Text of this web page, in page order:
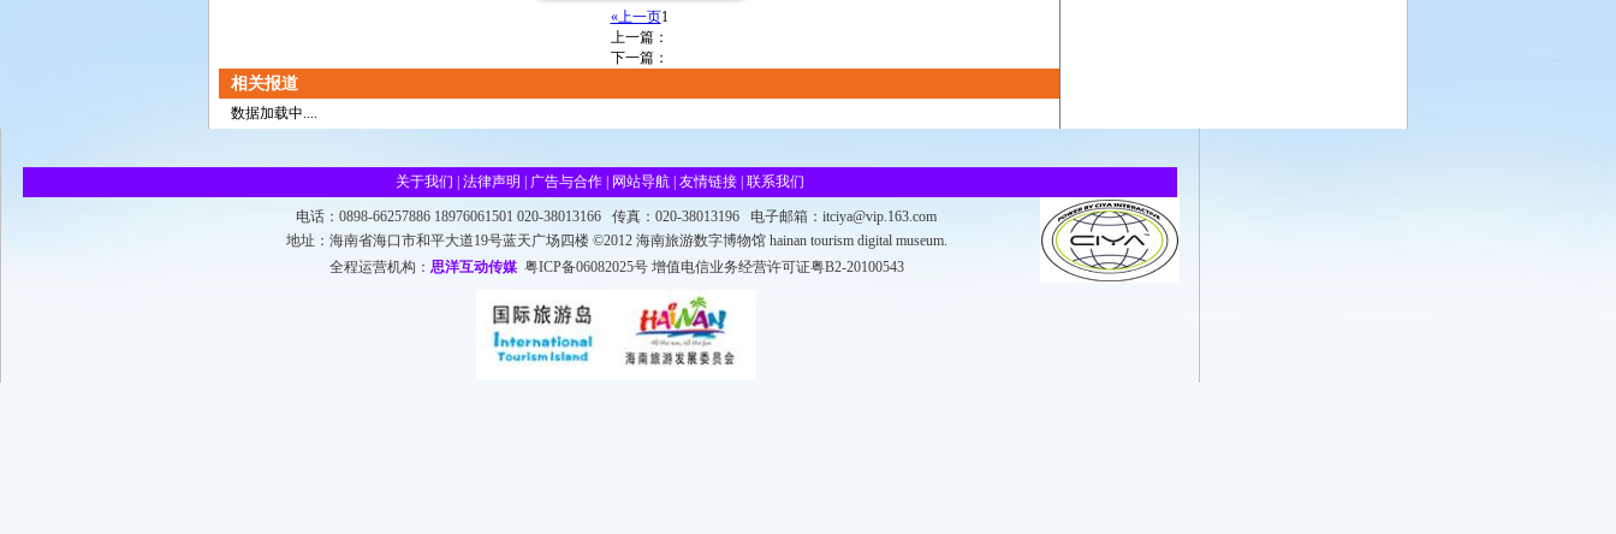
«上一页1
上一篇：
下一篇：
相关报道
数据加载中....
关于我们 法律声明 广告与合作 网站导航 友情链接 联系我们
电话：0898-66257886 18976061501 020-38013166 传真：020-38013196 电子邮箱：itciya@vip.163.com
地址：海南省海口市和平大道19号蓝天广场四楼 ©2012 海南旅游数字博物馆 hainan tourism digital museum.
全程运营机构： 思洋互动传媒 粤ICP备06082025号增值电信业务经营许可证粤B2-20100543